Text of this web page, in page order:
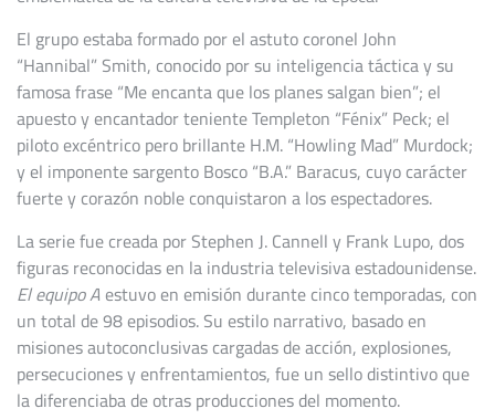
El grupo estaba formado por el astuto coronel John
“Hannibal” Smith, conocido por su inteligencia táctica y su
famosa frase “Me encanta que los planes salgan bien”; el
apuesto y encantador teniente Templeton “Fénix” Peck; el
piloto excéntrico pero brillante H.M. “Howling Mad” Murdock;
y el imponente sargento Bosco “B.A.” Baracus, cuyo carácter
fuerte y corazón noble conquistaron a los espectadores.
La serie fue creada por Stephen J. Cannell y Frank Lupo, dos
figuras reconocidas en la industria televisiva estadounidense.
El equipo Aestuvo en emisión durante cinco temporadas, con
un total de 98 episodios. Su estilo narrativo, basado en
misiones autoconclusivas cargadas de acción, explosiones,
persecuciones y enfrentamientos, fue un sello distintivo que
la diferenciaba de otras producciones del momento.